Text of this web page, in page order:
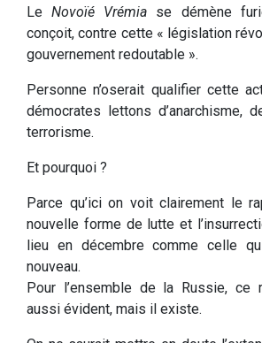
LeNovoïé Vrémia se démène
conçoit, contre cette « législation
gouvernement redoutable ».
Personne n’oserait qualifier cette
démocrates lettons d’anarchisme,
terrorisme.
Et pourquoi ?
Parce qu’ici on voit clairement le
nouvelle forme de lutte et
lieu en décembre comme celle
nouveau.
Pour l’ensemble de la Russie, ce
aussi évident, mais il existe.